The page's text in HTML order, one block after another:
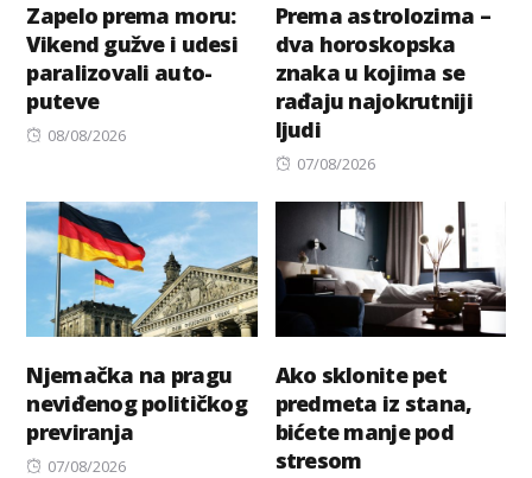
Zapelo prema moru:
Vikend gužve i udesi
paralizovali auto-
puteve
Posted
08/08/2026
Prema astrolozima –
dva horoskopska
znaka u kojima se
rađaju najokrutniji
ljudi
Posted
07/08/2026
Njemačka na pragu
neviđenog političkog
previranja
Posted
07/08/2026
Ako sklonite pet
predmeta iz stana,
bićete manje pod
stresom